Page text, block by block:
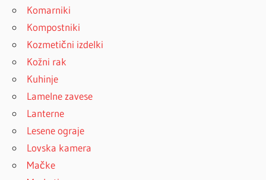
Komarniki
Kompostniki
Kozmetični izdelki
Kožni rak
Kuhinje
Lamelne zavese
Lanterne
Lesene ograje
Lovska kamera
Mačke